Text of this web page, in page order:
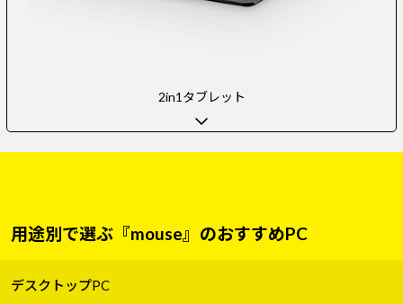
2in1タブレット
用途別で選ぶ『mouse』のおすすめPC
デスクトップPC